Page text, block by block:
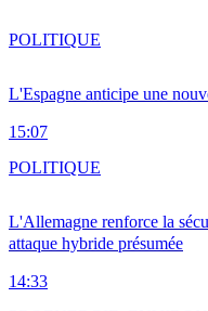
L'Espagne anticipe une
15:07
POLITIQUE
L'Allemagne renforce la
attaque hybride présumée
14:33
POLITIQUE